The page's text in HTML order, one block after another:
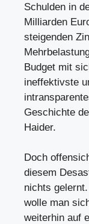
Schulden in
Milliarden
steigenden
Budget mit
ineffektivste
Geschichte
Haider.
Doch
diesem
nichts
wolle man
weiterhin auf